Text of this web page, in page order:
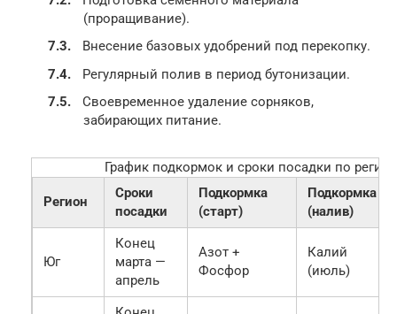
(проращивание).
Внесение базовых удобрений под перекопку.
Регулярный полив в период бутонизации.
Своевременное удаление сорняков,
забирающих питание.
График подкормок и сроки посадки по
Регион
Сроки
посадки
Подкормка
(старт)
Подкормка
(налив)
Юг
Конец
марта —
апрель
Азот +
Фосфор
Калий
(июль)